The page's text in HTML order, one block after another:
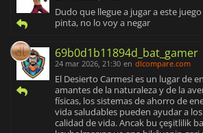
Dudo que llegue a jugar a este
pinta, no lo voy a negar
69b0d1b11894d_bat_gamer
24 mar 2026, 21:30 en dlcompare.com
El Desierto Carmesí es un lugar de
amantes de la naturaleza y de la
físicas, los sistemas de ahorro de
vida saludables pueden ayudar a
calidad de vida. Ancak bu çeşitlilik